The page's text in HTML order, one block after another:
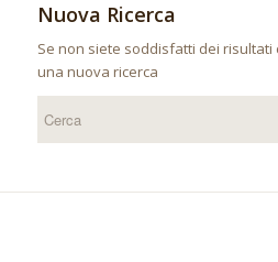
Nuova Ricerca
Se non siete soddisfatti dei
una nuova ricerca